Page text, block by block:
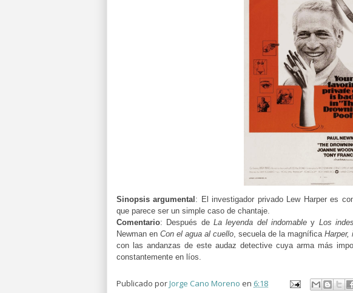
Sinopsis argumental : El investigador privado Lew Harper es
que parece ser un simple caso de chantaje.
Comentario: Después de La leyenda del indomabley Los
Newman en Con el agua al cuello , secuela de la magnífica Harper,
con las andanzas de este audaz detective cuya arma más
constantemente en líos.
Publicado porJorge Cano Moreno en 6:18